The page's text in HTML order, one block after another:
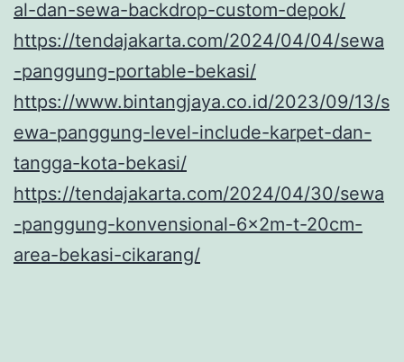
al-dan-sewa-backdrop-custom-depok/
https://tendajakarta.com/2024/04/04/sewa
-panggung-portable-bekasi/
https://www.bintangjaya.co.id/2023/09/13/s
ewa-panggung-level-include-karpet-dan-
tangga-kota-bekasi/
https://tendajakarta.com/2024/04/30/sewa
-panggung-konvensional-6x2m-t-20cm-
area-bekasi-cikarang/